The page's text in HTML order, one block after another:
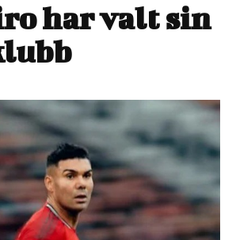
har valt sin